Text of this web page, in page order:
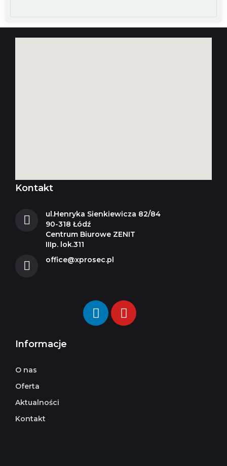
Kontakt
ul.Henryka Sienkiewicza 82/84
90-318 Łódź
Centrum Biurowe ZENIT
IIIp. lok.311
office@xprosec.pl
Informacje
O nas
Oferta
Aktualności
Kontakt